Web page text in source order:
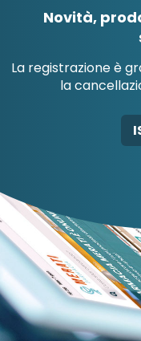
AB-GLOBAL
Novità,
La registrazione è
la